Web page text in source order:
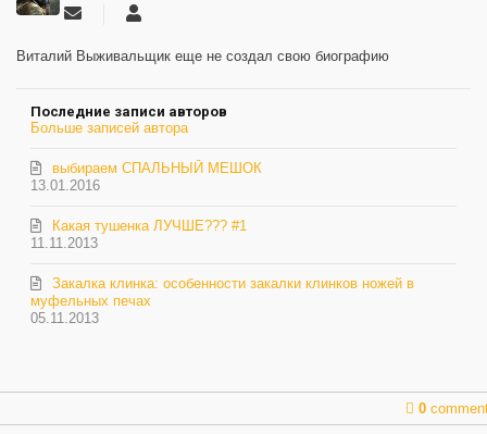
Подписаться
обновление
Виталий Выживальщик еще не создал свою биографию
Последние записи авторов
Больше записей автора
13.01.2016
выбираем СПАЛЬНЫЙ МЕШОК
11.11.2013
Какая тушенка ЛУЧШЕ??? #1
05.11.2013
Закалка клинка: особенности закалки клинков ножей в
муфельных печах
0